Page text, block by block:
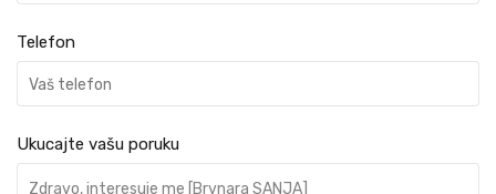
Telefon
Ukucajte vašu poruku